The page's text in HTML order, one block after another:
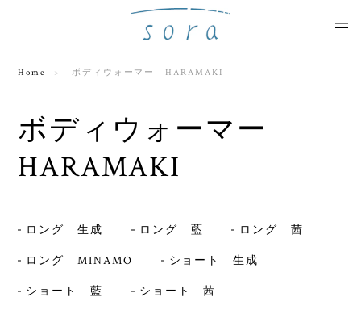
Home ボディウォーマー HARAMAKI
ボディウォーマー
HARAMAKI
ロング 生成 ロング 藍 ロング 茜
ロング MINAMO ショート 生成
ショート 藍 ショート 茜